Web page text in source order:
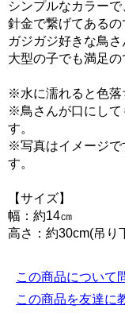
シンプルなカラー
針金で繋げてあるの
ガジガジ好きな鳥さ
大型の子でも満足
※水に濡れると色落
※鳥さんが口にして
す。
※写真はイメージで
す。
【サイズ】
幅：約14㎝
高さ：約30cm(吊り
この商品について
この商品を友達に